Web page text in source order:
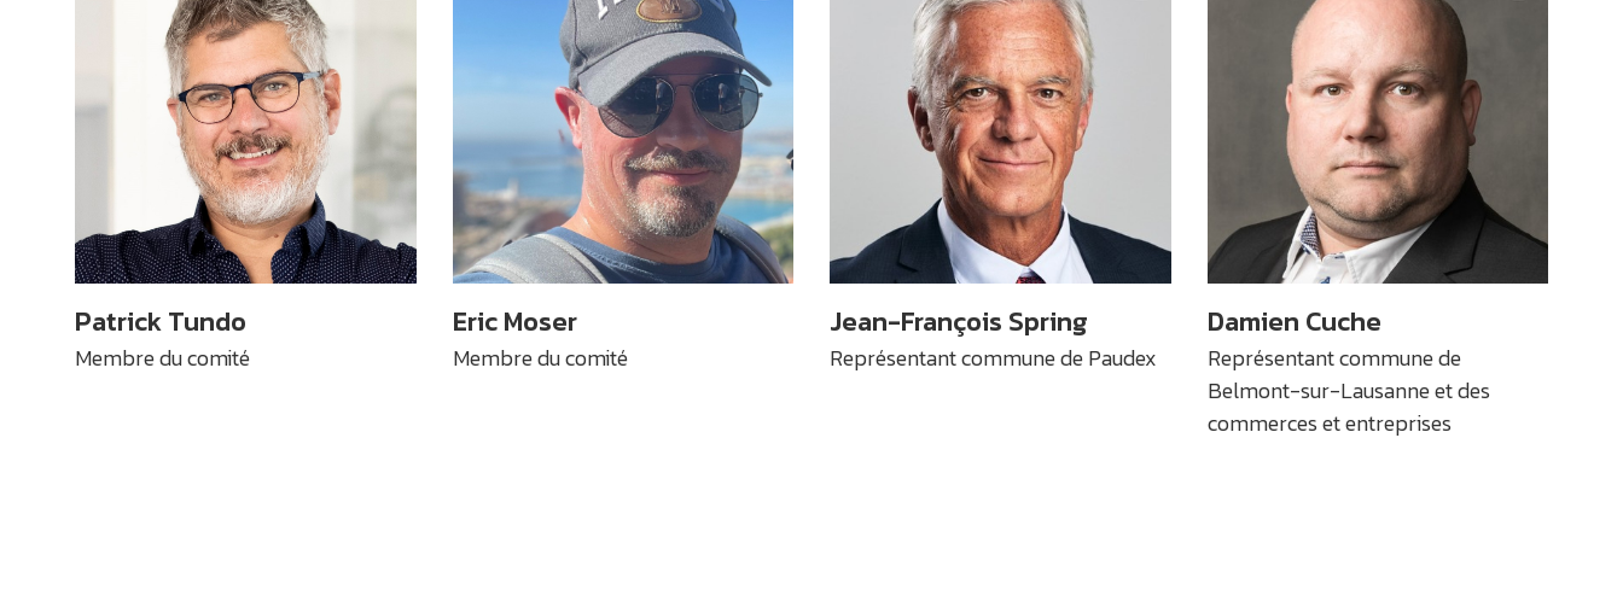
Patrick Tundo
Membre du comité
Eric Moser
Membre du comité
Jean-François Spring
Représentant commune de Paudex
Damien Cuche
Représentant commune de
Belmont-sur-Lausanne et des
commerces et entreprises